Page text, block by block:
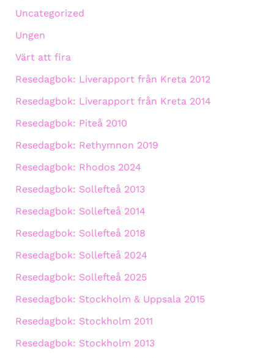
Uncategorized
Ungen
Värt att fira
Resedagbok: Liverapport från Kreta 2012
Resedagbok: Liverapport från Kreta 2014
Resedagbok: Piteå 2010
Resedagbok: Rethymnon 2019
Resedagbok: Rhodos 2024
Resedagbok: Sollefteå 2013
Resedagbok: Sollefteå 2014
Resedagbok: Sollefteå 2018
Resedagbok: Sollefteå 2024
Resedagbok: Sollefteå 2025
Resedagbok: Stockholm & Uppsala 2015
Resedagbok: Stockholm 2011
Resedagbok: Stockholm 2013